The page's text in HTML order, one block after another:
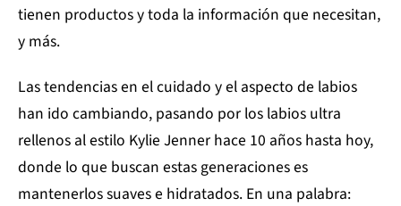
tienen productos y toda la información que necesitan,
y más.
Las tendencias en el cuidado y el aspecto de labios
han ido cambiando, pasando por los labios ultra
rellenos al estilo Kylie Jenner hace 10 años hasta hoy,
donde lo que buscan estas generaciones es
mantenerlos suaves e hidratados. En una palabra: